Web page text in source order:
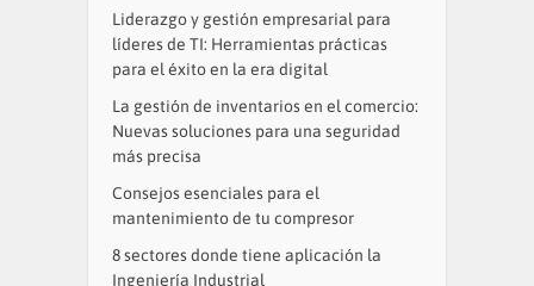
Liderazgo y gestión empresarial para
líderes de TI: Herramientas prácticas
para el éxito en la era digital
La gestión de inventarios en el comercio:
Nuevas soluciones para una seguridad
más precisa
Consejos esenciales para el
mantenimiento de tu compresor
8 sectores donde tiene aplicación la
Ingeniería Industrial